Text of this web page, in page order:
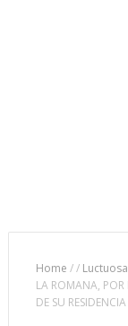
Home //
LA ROMANA, POR
DE SU